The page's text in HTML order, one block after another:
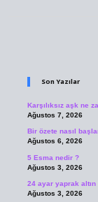
Son Yazılar
Karşılıksız aşk ne
Ağustos 7, 2026
Bir özete nasıl
Ağustos 6, 2026
5 Esma nedir ?
Ağustos 3, 2026
24 ayar yaprak
Ağustos 3, 2026